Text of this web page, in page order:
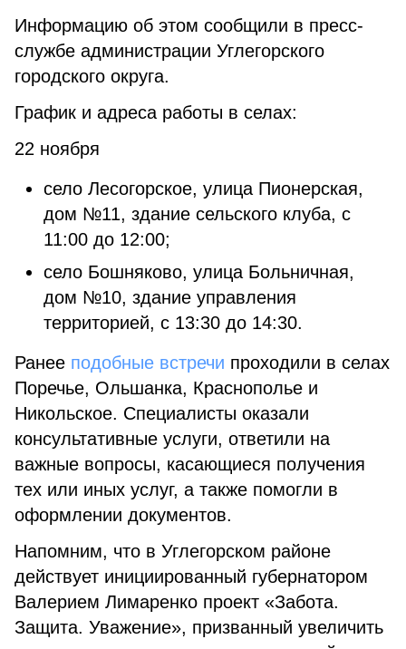
Информацию об этом сообщили в пресс-
службе администрации Углегорского
городского округа.
График и адреса работы в селах:
22 ноября
село Лесогорское, улица Пионерская,
дом №11, здание сельского клуба, с
11:00 до 12:00;
село Бошняково, улица Больничная,
дом №10, здание управления
территорией, с 13:30 до 14:30.
Ранее подобные встречи проходили в селах
Поречье, Ольшанка, Краснополье и
Никольское. Специалисты оказали
консультативные услуги, ответили на
важные вопросы, касающиеся получения
тех или иных услуг, а также помогли в
оформлении документов.
Напомним, что в Углегорском районе
действует инициированный губернатором
Валерием Лимаренко проект «Забота.
Защита. Уважение», призванный увеличить